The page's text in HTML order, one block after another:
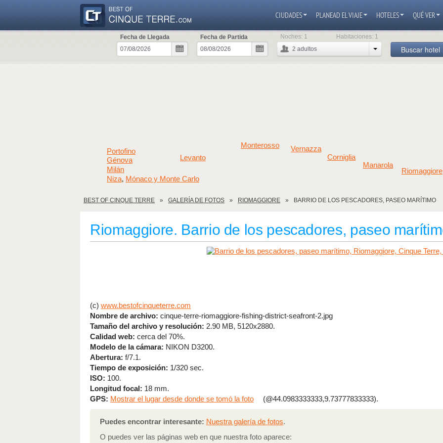
CIUDADES PLANEAD EL VIAJE HOTELES QUÉ VER
Fecha de Llegada
Fecha de Partida
2 adultos
Noches: 1 Habitaciones: 1
Buscar hotel
Levanto
Monterosso
Vernazza
Corniglia
Manarola
Riomaggiore
Génova
Milán
Niza, Mónaco y Monte Carlo
Portofino
BEST OF CINQUE TERRE GALERÍA DE FOTOS RIOMAGGIORE BARRIO DE LOS PESCADORES, PASEO MARÍTIMO
Riomaggiore. Barrio de los pescadores, paseo
(c) www.bestofcinqueterre.com
Nombre de archivo: cinque-terre-riomaggiore-fishing-district-seafront-2.jpg
Tamaño del archivo y resolución: 2.90 MB, 5120x2880.
Calidad web: cerca del 70%.
Modelo de la cámara: NIKON D3200.
Abertura: f/7.1.
Tiempo de exposición: 1/320 sec.
ISO: 100.
Longitud focal: 18 mm.
GPS: Mostrar el lugar desde donde se tomó la foto (@44.0983333333,9.73777833333).
Puedes encontrar interesante: Nuestra galería de fotos.
O puedes ver las páginas web en que nuestra foto aparece: